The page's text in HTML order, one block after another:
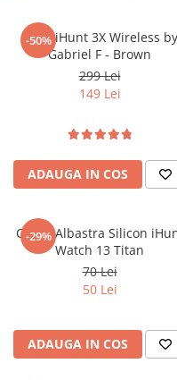
-50%
Casti iHunt 3X Wireless by
Gabriel F - Brown
299 Lei
149 Lei
ADAUGA IN COS
-29%
Curea Albastra Silicon
Watch 13 Titan
70 Lei
50 Lei
ADAUGA IN COS